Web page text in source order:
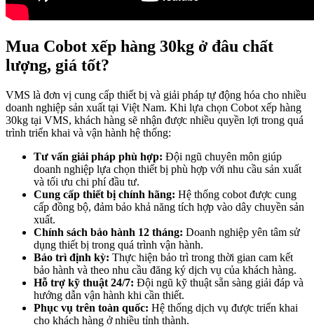
Mua Cobot xếp hàng 30kg ở đâu chất
lượng, giá tốt?
VMS là đơn vị cung cấp thiết bị và giải pháp tự động hóa cho nhiều
doanh nghiệp sản xuất tại Việt Nam. Khi lựa chọn Cobot xếp hàng
30kg tại VMS, khách hàng sẽ nhận được nhiều quyền lợi trong quá
trình triển khai và vận hành hệ thống:
Tư vấn giải pháp phù hợp: Đội ngũ chuyên môn giúp
doanh nghiệp lựa chọn thiết bị phù hợp với nhu cầu sản xuất
và tối ưu chi phí đầu tư.
Cung cấp thiết bị chính hãng: Hệ thống cobot được cung
cấp đồng bộ, đảm bảo khả năng tích hợp vào dây chuyền sản
xuất.
Chính sách bảo hành 12 tháng: Doanh nghiệp yên tâm sử
dụng thiết bị trong quá trình vận hành.
Bảo trì định kỳ: Thực hiện bảo trì trong thời gian cam kết
bảo hành và theo nhu cầu đăng ký dịch vụ của khách hàng.
Hỗ trợ kỹ thuật 24/7: Đội ngũ kỹ thuật sẵn sàng giải đáp và
hướng dẫn vận hành khi cần thiết.
Phục vụ trên toàn quốc: Hệ thống dịch vụ được triển khai
cho khách hàng ở nhiều tỉnh thành.